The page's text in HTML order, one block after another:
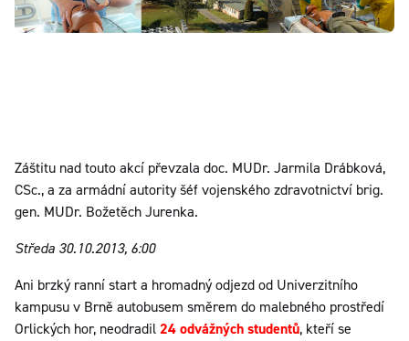
Záštitu nad touto akcí převzala doc. MUDr. Jarmila Drábková,
CSc., a za armádní autority šéf vojenského zdravotnictví brig.
gen. MUDr. Božetěch Jurenka.
Středa 30.10.2013, 6:00
Ani brzký ranní start a hromadný odjezd od Univerzitního
kampusu v Brně autobusem směrem do malebného prostředí
Orlických hor, neodradil24 odvážných studentů, kteří se